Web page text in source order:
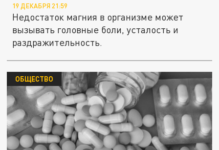
19 ДЕКАБРЯ 21:59
Недостаток магния в организме может
вызывать головные боли, усталость и
раздражительность.
ОБЩЕСТВО